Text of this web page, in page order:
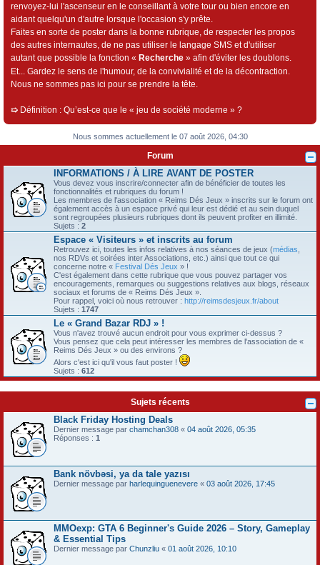
renvoyez-lui l'ascenseur en le conseillant à votre tour ou bien encore en
aidant quelqu'un d'autre lorsque l'occasion s'y prête.
Faites en sorte de poster dans la bonne rubrique, de respecter les propos
des autres internautes, de ne pas utiliser le langage SMS et d'utiliser
autant que possible la fonction « Recherche » afin d'éviter les doublons.
Et... Gardez le sens de l'humour, de la convivialité et de la décontraction.
Nous ne sommes pas ici pour se prendre la tête.
➯ Définition : Qu’est-ce que le « jeu de société moderne » ?
Nous sommes actuellement le 07 août 2026, 04:30
Forum
INFORMATIONS / À LIRE AVANT DE POSTER
Vous devez vous inscrire/connecter afin de bénéficier de toutes les
fonctionnalités et rubriques du forum !
Les membres de l'association « Reims Dés Jeux » inscrits sur le forum ont
également accès à un espace privé qui leur est dédié et au sein duquel
sont regroupées plusieurs rubriques dont ils peuvent profiter en illimité.
Sujets : 2
Espace « Visiteurs » et inscrits au forum
Retrouvez ici, toutes les infos relatives à nos séances de jeux (médias
nos RDVs et soirées inter Associations, etc.) ainsi que tout ce qui
concerne notre « Festival Dés Jeux » !
C'est également dans cette rubrique que vous pouvez partager vos
encouragements, remarques ou suggestions relatives aux blogs, réseaux
sociaux et forums de « Reims Dés Jeux ».
Pour rappel, voici où nous retrouver : http://reimsdesjeux.fr/about
Sujets : 1747
Le « Grand Bazar RDJ » !
Vous n'avez trouvé aucun endroit pour vous exprimer ci-dessus ?
Vous pensez que cela peut intéresser les membres de l'association de «
Reims Dés Jeux » ou des environs ?
Alors c'est ici qu'il vous faut poster !
Sujets : 612
Sujets récents
Black Friday Hosting Deals
Dernier message par chamchan308 « 04 août 2026, 05:35
Réponses : 1
Bank növbəsi, ya da tale yazısı
Dernier message par harlequinguenevere « 03 août 2026, 17:45
MMOexp: GTA 6 Beginner's Guide 2026 – Story, Gameplay
& Essential Tips
Dernier message par Chunzliu « 01 août 2026, 10:10